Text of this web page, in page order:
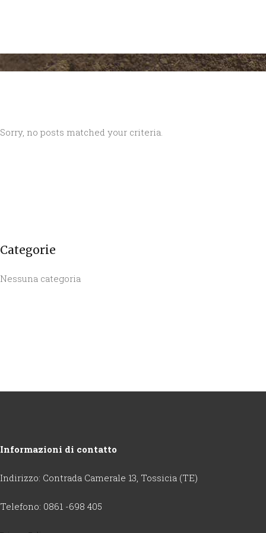
Sorry, no posts matched your criteria.
Categorie
Nessuna categoria
Informazioni di contatto
Indirizzo: Contrada Camerale 13, Tossicia (TE)
Telefono: 0861 -698 405